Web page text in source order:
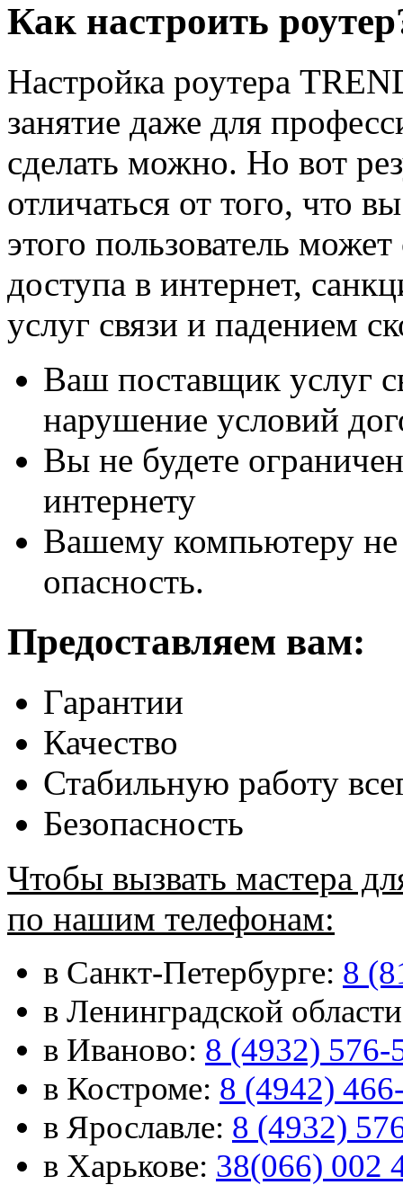
Как настроить
Настройка роутера
занятие даже для
сделать можно. Но вот
отличаться от того, что
этого пользователь
доступа в интернет,
услуг связи и падением
Ваш поставщик услуг
нарушение условий
Вы не будете
интернету
Вашему компьютеру не
опасность.
Предоставляем вам:
Гарантии
Качество
Стабильную работу
Безопасность
Чтобы вызвать мастера
по нашим телефонам:
в Санкт-Петербурге: 8
в Ленинградской
в Иваново: 8 (4932) 576-
в Костроме: 8 (4942)
в Ярославле: 8 (4932)
в Харькове: 38(066) 002